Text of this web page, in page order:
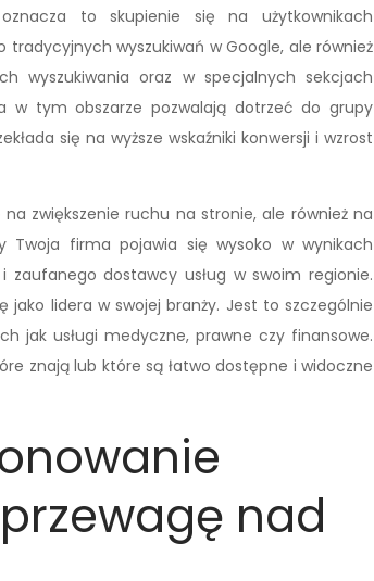
to skupienie się na użytkownikach
wyszukiwań w Google, ale również
wyszukiwania oraz w specjalnych sekcjach
w tym obszarze pozwalają dotrzeć do grupy
się na wyższe wskaźniki konwersji i wzrost
zwiększenie ruchu na stronie, ale również na
Twoja firma pojawia się wysoko w wynikach
zaufanego dostawcy usług w swoim regionie.
jako lidera w swojej branży. Jest to szczególnie
jak usługi medyczne, prawne czy finansowe.
znają lub które są łatwo dostępne i widoczne
nad